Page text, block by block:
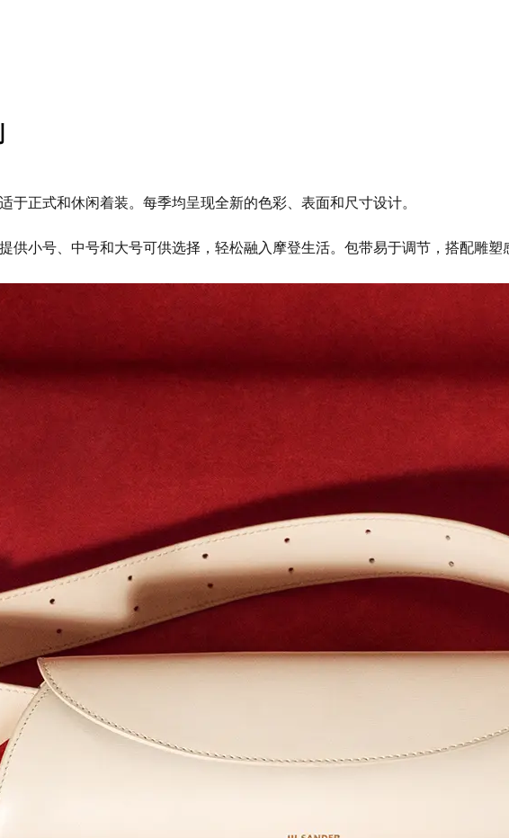
于正式和休闲着装。每季均呈现全新的色彩、表面和尺寸设计。
供小号、中号和大号可供选择，轻松融入摩登生活。包带易于调节，搭配雕